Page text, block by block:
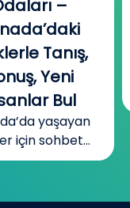
–
Tanış,
Yeni
Bul
yaşayan
için sohbet...